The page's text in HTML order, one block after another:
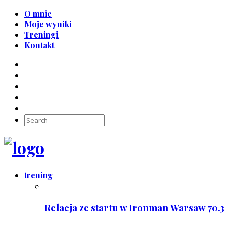
O mnie
Moje wyniki
Treningi
Kontakt
trening
Relacja ze startu w Ironman Warsaw 70.3